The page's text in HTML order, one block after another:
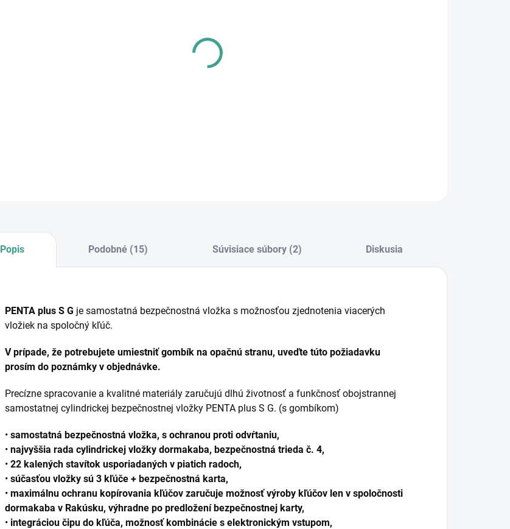
Popis Podobné (15) Súvisiace súbory (2) Diskusia
PENTA plus S G je samostatná bezpečnostná vložka s možnosťou zjednotenia viacerých
vložiek na spoločný kľúč.
V prípade, že potrebujete umiestniť gombík na opačnú stranu, uveďte túto požiadavku
prosím do poznámky v objednávke.
Precízne spracovanie a kvalitné materiály zaručujú dlhú životnosť a funkčnosť obojstrannej
samostatnej cylindrickej bezpečnostnej vložky PENTA plus S G. (s gombíkom)
• samostatná bezpečnostná vložka, s ochranou proti odvŕtaniu,
• najvyššia rada cylindrickej vložky dormakaba, bezpečnostná trieda č. 4,
• 22 kalených stavítok usporiadaných v piatich radoch,
• súčasťou vložky sú 3 kľúče + bezpečnostná karta,
• maximálnu ochranu kopírovania kľúčov zaručuje možnosť výroby kľúčov len v spoločnosti
dormakaba v Rakúsku, výhradne po predložení bezpečnostnej karty,
• integráciou čipu do kľúča, možnosť kombinácie s elektronickým vstupom,